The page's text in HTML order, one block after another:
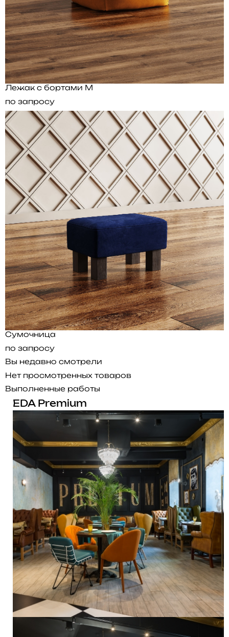
Лежак с бортами M
по запросу
Сумочница
по запросу
Вы недавно смотрели
Нет просмотренных товаров
Выполненные работы
EDA Premium